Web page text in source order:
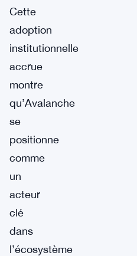
Cette
adoption
institutionnelle
accrue
montre
qu’Avalanche
se
positionne
comme
un
acteur
clé
dans
l’écosystème